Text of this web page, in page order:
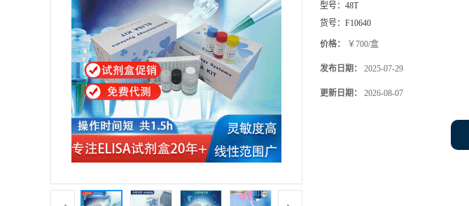
型号： 48T
货号： F10640
价格： ￥700/盒
发布日期： 2025-07-29
更新日期： 2026-08-07